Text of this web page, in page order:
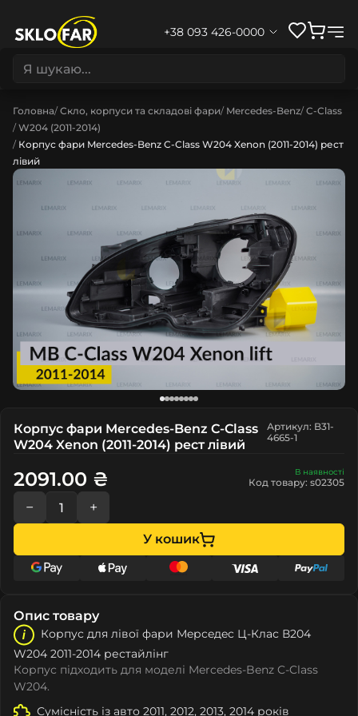
+38 093 426-0000
Головна Скло, корпуси та складові фари Mercedes-Benz C-Class
W204 (2011-2014)
Корпус фари Mercedes-Benz C-Class W204 Xenon (2011-2014) рест
лівий
Корпус фари Mercedes-Benz C-Class
W204 Xenon (2011-2014) рест лівий
Артикул: B31-
4665-1
В наявності
Код товару: s02305
2091.00 ₴
− +
У кошик
Опис товару
Корпус для лівої фари Мeрceдec Ц-Клас В204
W204 2011-2014 рестайлінг
Корпус підходить для моделі Mercedes-Benz C-Class
W204.
Сумісність із авто 2011, 2012, 2013, 2014 років